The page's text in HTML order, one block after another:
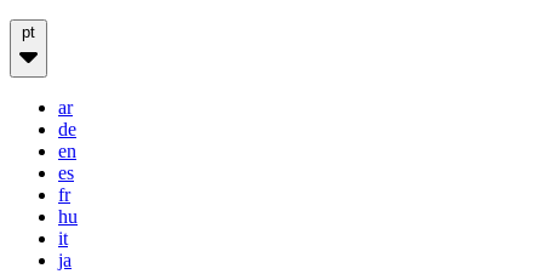
pt
ar
de
en
es
fr
hu
it
ja